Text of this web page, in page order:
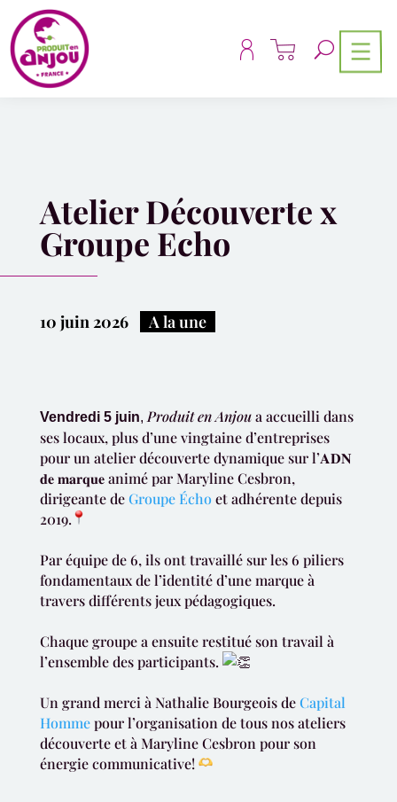
Atelier Découverte x
Groupe Echo
10 juin 2026| A la une
Vendredi 5 juin, Produit en Anjoua accueilli dans
ses locaux, plus d’une vingtaine d’entreprises
pour un atelier découverte dynamique sur l’𝐀𝐃𝐍
𝐝𝐞 𝐦𝐚𝐫𝐪𝐮𝐞 animé par Maryline Cesbron,
dirigeante deGroupe Échoet adhérente depuis
2019.
Par équipe de 6, ils ont travaillé sur les 6 piliers
fondamentaux de l’identité d’une marque à
travers différents jeux pédagogiques.
Chaque groupe a ensuite restitué son travail à
l’ensemble des participants.
Un grand merci à Nathalie Bourgeois deCapital
Hommepour l’organisation de tous nos ateliers
découverte et à Maryline Cesbron pour son
énergie communicative!
Panneau de gestion des cookies